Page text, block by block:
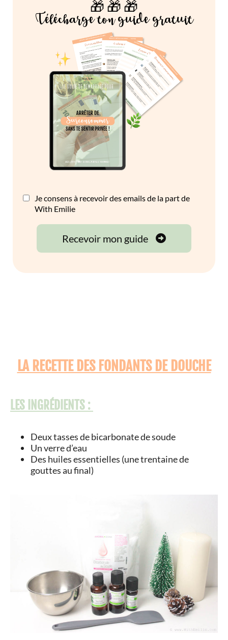
LA RECETTE DES FONDANTS DE DOUCHE
LES INGRÉDIENTS :
Deux tasses de bicarbonate de soude
Un verre d’eau
Des huiles essentielles (une trentaine de
gouttes au final)